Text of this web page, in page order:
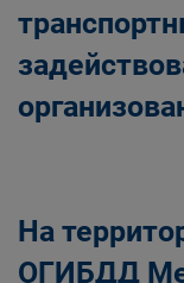
На
ОГИБДД